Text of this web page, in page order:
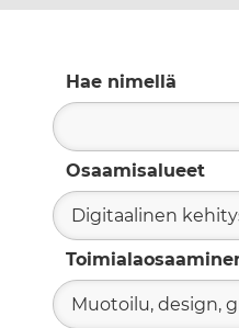
Hae nimellä
Osaamisalueet
Digitaalinen
Muotoilu, design,